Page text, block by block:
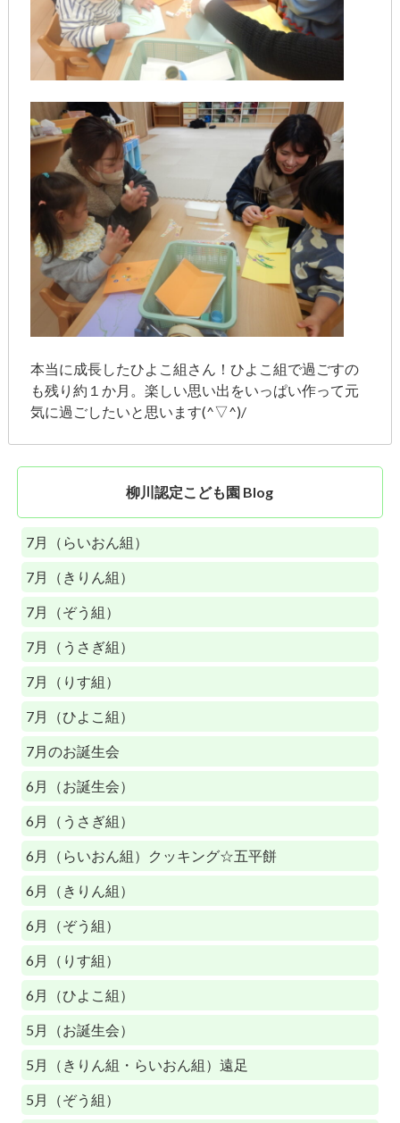
本当に成長したひよこ組さん！ひよこ組で過ごすの
も残り約１か月。楽しい思い出をいっぱい作って元
気に過ごしたいと思います(^▽^)/
柳川認定こども園 Blog
7月（らいおん組）
7月（きりん組）
7月（ぞう組）
7月（うさぎ組）
7月（りす組）
7月（ひよこ組）
7月のお誕生会
6月（お誕生会）
6月（うさぎ組）
6月（らいおん組）クッキング☆五平餅
6月（きりん組）
6月（ぞう組）
6月（りす組）
6月（ひよこ組）
5月（お誕生会）
5月（きりん組・らいおん組）遠足
5月（ぞう組）